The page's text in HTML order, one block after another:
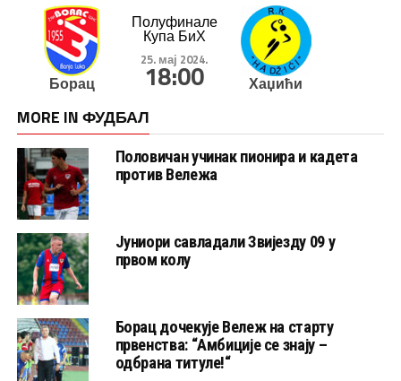
Борац
Полуфинале
Купа БиХ
25. мај 2024.
18:00 Хаџићи
MORE IN ФУДБАЛ
Половичан учинак пионира и кадета
против Вележа
Јуниори савладали Звијезду 09 у
првом колу
Борац дочекује Вележ на старту
првенства: “Амбиције се знају –
одбрана титуле!“